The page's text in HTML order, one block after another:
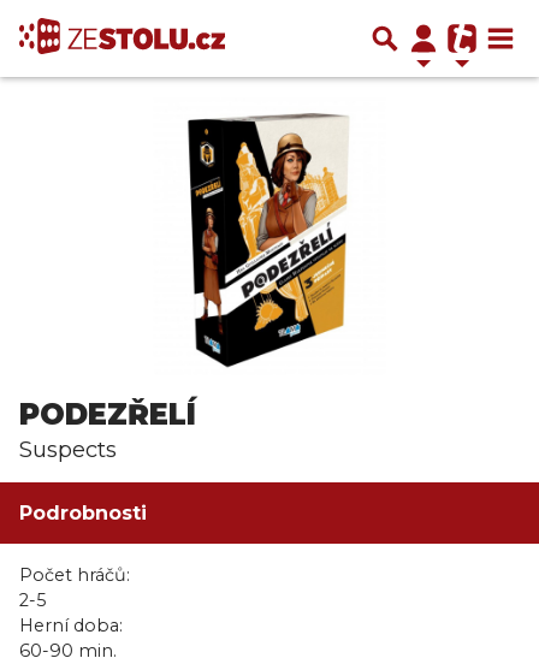
PODEZŘELÍ
Suspects
Podrobnosti
Počet hráčů:
2-5
Herní doba:
60-90 min.